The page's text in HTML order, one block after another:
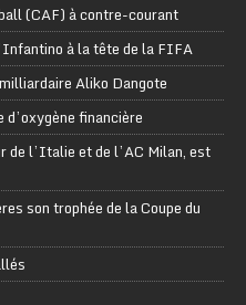
(CAF) à contre-courant
à la tête de la FIFA
Aliko Dangote
financière
de l’Italie et de l’AC Milan, est
son trophée de la Coupe du